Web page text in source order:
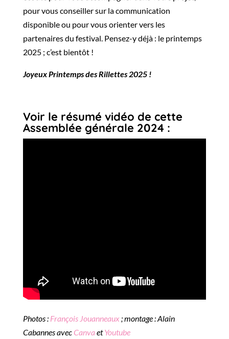
pour vous conseiller sur la communication
disponible ou pour vous orienter vers les
partenaires du festival. Pensez-y déjà : le printemps
2025 ; c’est bientôt !
Joyeux Printemps des Rillettes 2025 !
Voir le résumé vidéo de cette
Assemblée générale 2024 :
Photos : François Jouanneaux; montage : Alain
Cabannes avec CanvaetYoutube